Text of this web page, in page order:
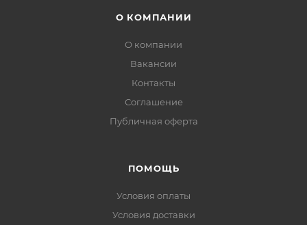
О КОМПАНИИ
О компании
Вакансии
Контакты
Соглашение
Публичная оферта
ПОМОЩЬ
Условия оплаты
Условия доставки